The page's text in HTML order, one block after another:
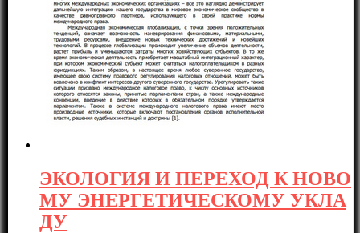
ЭКОЛОГИЯ И ПЕРЕХОД К НОВО
МУ ЭНЕРГЕТИЧЕСКОМУ УКЛА
ДУ